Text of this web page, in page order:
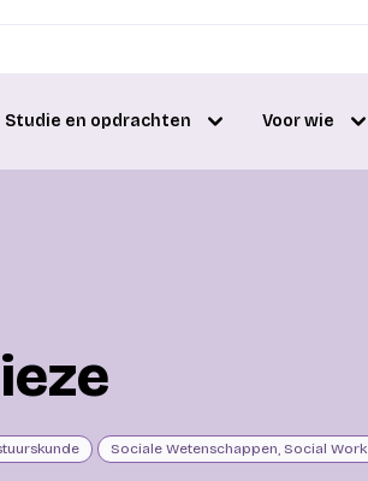
Studie en opdrachten Voor wie
Sociale Wetenschappen, Social Work